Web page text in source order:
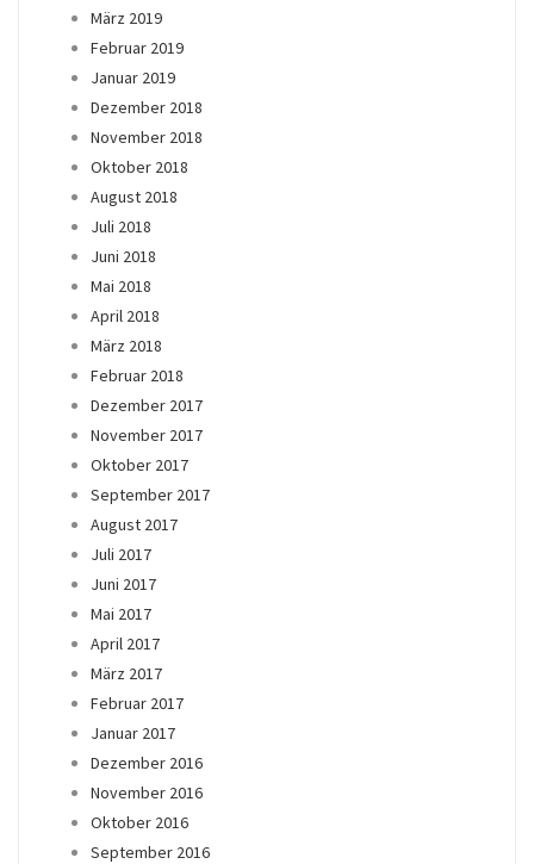
März 2019
Februar 2019
Januar 2019
Dezember 2018
November 2018
Oktober 2018
August 2018
Juli 2018
Juni 2018
Mai 2018
April 2018
März 2018
Februar 2018
Dezember 2017
November 2017
Oktober 2017
September 2017
August 2017
Juli 2017
Juni 2017
Mai 2017
April 2017
März 2017
Februar 2017
Januar 2017
Dezember 2016
November 2016
Oktober 2016
September 2016